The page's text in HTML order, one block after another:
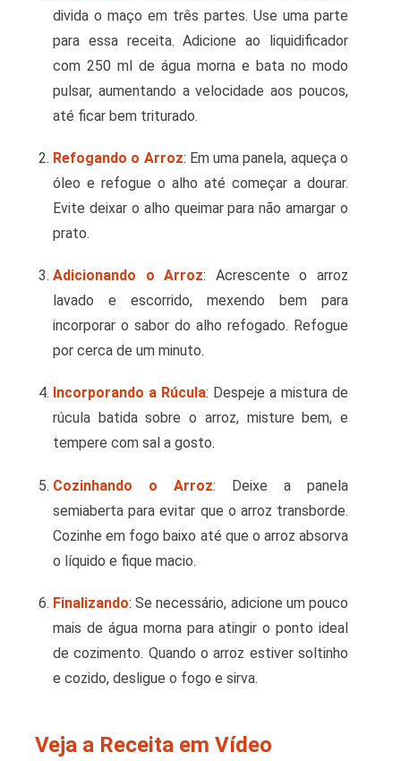
divida o maço em três partes. Use uma parte
para essa receita. Adicione ao liquidificador
com 250 ml de água morna e bata no modo
pulsar, aumentando a velocidade aos poucos,
até ficar bem triturado.
Refogando o Arroz: Em uma panela, aqueça o
óleo e refogue o alho até começar a dourar.
Evite deixar o alho queimar para não amargar o
prato.
Adicionando o Arroz: Acrescente o arroz
lavado e escorrido, mexendo bem para
incorporar o sabor do alho refogado. Refogue
por cerca de um minuto.
Incorporando a Rúcula: Despeje a mistura de
rúcula batida sobre o arroz, misture bem, e
tempere com sal a gosto.
Cozinhando o Arroz: Deixe a panela
semiaberta para evitar que o arroz transborde.
Cozinhe em fogo baixo até que o arroz absorva
o líquido e fique macio.
Finalizando: Se necessário, adicione um pouco
mais de água morna para atingir o ponto ideal
de cozimento. Quando o arroz estiver soltinho
e cozido, desligue o fogo e sirva.
Veja a Receita em Vídeo